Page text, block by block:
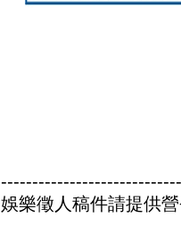
娛樂徵人稿件請提供